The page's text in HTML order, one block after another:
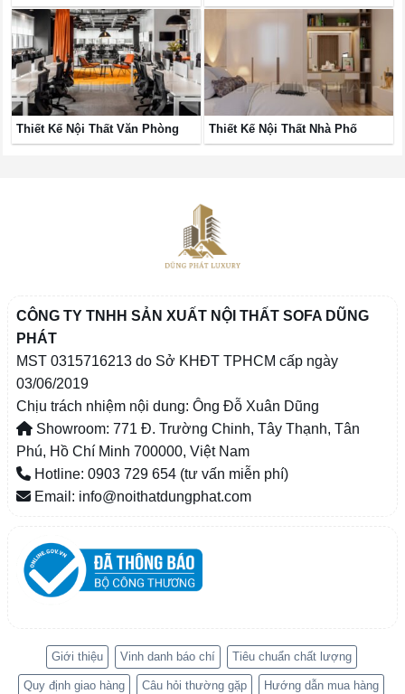
Thiết Kế Nội Thất Văn Phòng Thiết Kế Nội Thất Nhà Phố
CÔNG TY TNHH SẢN XUẤT NỘI THẤT SOFA DŨNG
PHÁT
MST 0315716213 do Sở KHĐT TPHCM cấp ngày
03/06/2019
Chịu trách nhiệm nội dung: Ông Đỗ Xuân Dũng
Showroom: 771 Đ. Trường Chinh, Tây Thạnh, Tân
Phú, Hồ Chí Minh 700000, Việt Nam
Hotline: 0903 729 654 (tư vấn miễn phí)
Email: info@noithatdungphat.com
Giới thiệu Vinh danh báo chí Tiêu chuẩn chất lượng
Quy định giao hàng Câu hỏi thường gặp Hướng dẫn mua hàng